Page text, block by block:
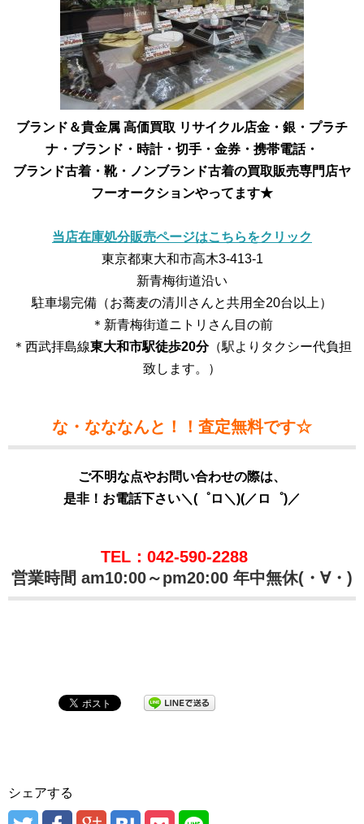
ブランド＆貴金属 高価買取 リサイクル店金・銀・プラチ
ナ・ブランド・時計・切手・金券・携帯電話・
ブランド古着・靴・ノンブランド古着の買取販売専門店ヤ
フーオークションやってます★
当店在庫処分販売ページはこちらをクリック
東京都東大和市高木3-413-1
新青梅街道沿い
駐車場完備（お蕎麦の清川さんと共用全20台以上）
＊新青梅街道ニトリさん目の前
＊西武拝島線東大和市駅徒歩20分（駅よりタクシー代負担
致します。）
な・なななんと！！査定無料です☆
ご不明な点やお問い合わせの際は、
是非！お電話下さい＼(゜ロ＼)(／ロ゜)／
TEL：042-590-2288
営業時間 am10:00～pm20:00 年中無休(・∀・)
シェアする